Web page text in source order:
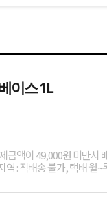
이스 1L
금액이 49,000원 미만시
역 : 직배송 불가, 택배 월~